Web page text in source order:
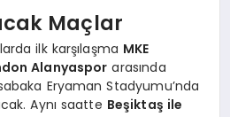
Maçlar
ilk karşılaşma MKE
Alanyaspor arasında
Eryaman Stadyumu’nda
Aynı saatte Beşiktaş ile